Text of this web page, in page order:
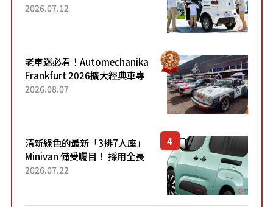
「3人座」Trike大受歡迎！ 順
2026.07.12
老車迷必看！Automechanika
Frankfurt 2026擴大經典車專
區 1954年珍稀古董車現場修復
2026.08.07
清新綠色的最新「3排7人座」
Minivan 備受矚目！ 採用全長
4.7公尺剛剛好的車身尺寸與
2026.07.22